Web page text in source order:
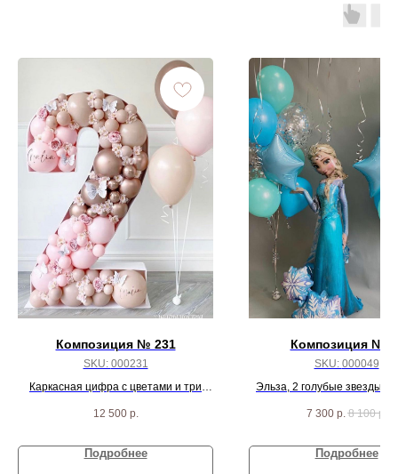
Композиция № 231
SKU: 000231
Каркасная цифра с цветами и три
12 500 р.
Подробнее
Композиция №
SKU: 000049
Эльза, 2 голубые звезды,
серебро металлик
7 300 р. 8 100 р.
Подробнее